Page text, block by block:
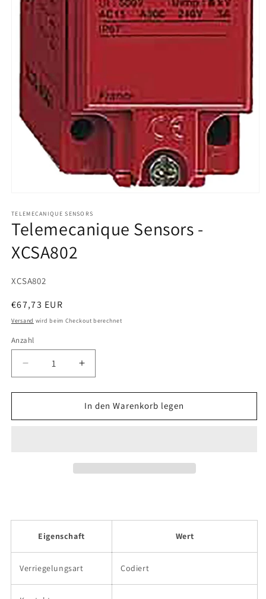
in
Modal
öffnen
TELEMECANIQUE SENSORS
Telemecanique Sensors -
XCSA802
SKU:
XCSA802
Normaler
Preis
€67,73 EUR
Versand wird beim Checkout berechnet
Anzahl
Verringere
die
Menge
Telemecanique
Erhöhe
die
Menge
für
Telemecanique
In den Warenkorb legen
Eigenschaft Wert
Verriegelungsart Codiert